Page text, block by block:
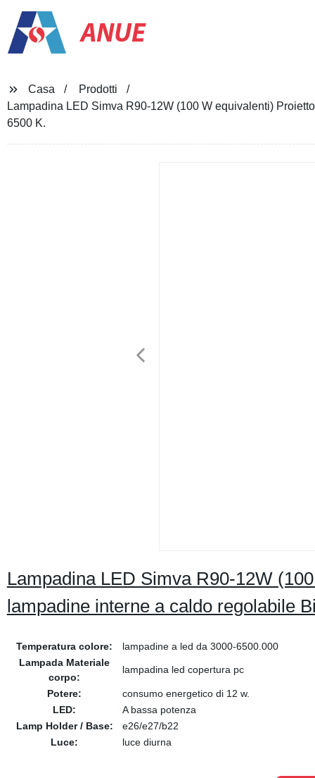
ANUE
Casa
Prodotti
Lampadina LED Simva R90-12W (100 W equivalenti)
6500 K.
Lampadina LED Simva R90-12W
lampadine interne a caldo regolabile
Temperatura colore:
lampadine a led da 3000-6500.000
Lampada Materiale
corpo:
lampadina led copertura pc
Potere:
consumo energetico di 12 w.
LED:
A bassa potenza
Lamp Holder / Base:
e26/e27/b22
Luce:
luce diurna